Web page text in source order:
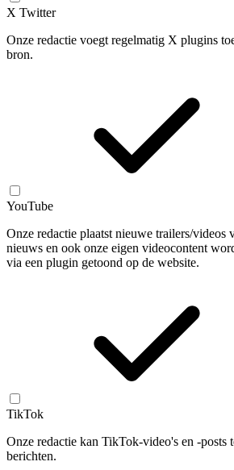
X Twitter
Onze redactie voegt regelmatig X plugins
bron.
YouTube
Onze redactie plaatst nieuwe trailers/videos
nieuws en ook onze eigen videocontent
via een plugin getoond op de website.
TikTok
Onze redactie kan TikTok-video's en -posts
berichten.